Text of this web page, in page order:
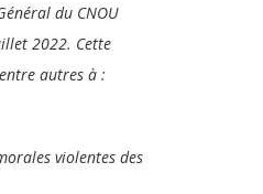
du CNOU
2022. Cette
autres à :
violentes des